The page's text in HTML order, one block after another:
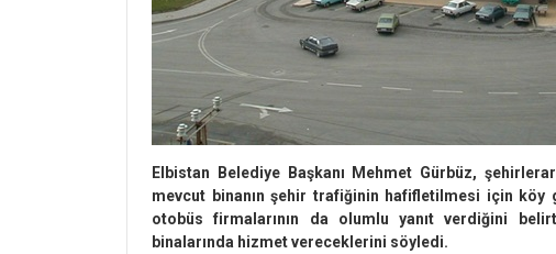
Elbistan Belediye Başkanı Mehmet Gürbüz,
mevcut binanın şehir trafiğinin hafifletilmesi için köy
otobüs firmalarının da olumlu yanıt verdiğini
binalarında hizmet vereceklerini söyledi.